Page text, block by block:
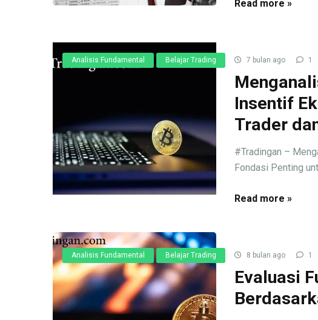
Read more »
Analisis Fundamental Belajar Trading 7 bulan ago 1
Insentif
Trader
#Tradingan –
Fondasi Penting
Read more »
Analisis Fundamental Belajar Trading 8 bulan ago 1
Evaluasi